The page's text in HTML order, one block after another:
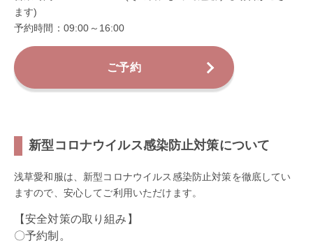
ます)
予約時間：09:00～16:00
ご予約
新型コロナウイルス感染防止対策について
浅草愛和服は、新型コロナウイルス感染防止対策を徹底してい
ますので、安心してご利用いただけます。
【安全対策の取り組み】
〇予約制。